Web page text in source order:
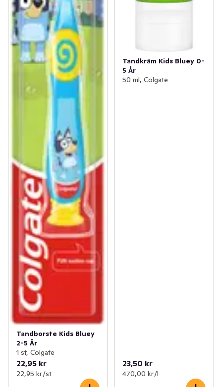
Tandborste Kids Bluey
2-5 År
1 st, Colgate
22,95 kr
22,95 kr /st
Tandkräm Kids Bluey 0-
5 År
50 ml, Colgate
23,50 kr
470,00 kr /l